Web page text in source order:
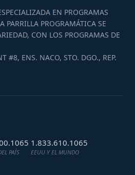
EN PROGRAMAS
PARRILLA PROGRAMÁTICA SE
CON LOS PROGRAMAS DE
#8, ENS. NACO, STO. DGO., REP.
PAÍS
1.833.610.1065
EEUU Y EL MUNDO